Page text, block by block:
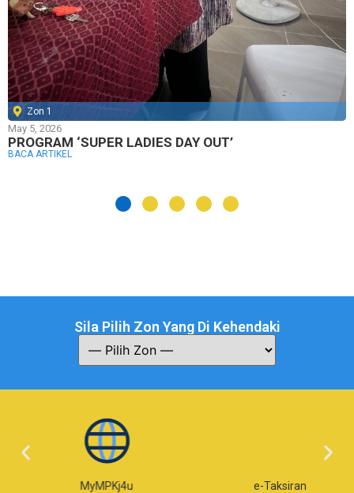
Zon 1
May 5, 2026
PROGRAM ‘SUPER LADIES DAY OUT’
BACA ARTIKEL
Sila Pilih Zon Yang Di Kehendaki
MyMPKj4u e-Taksiran